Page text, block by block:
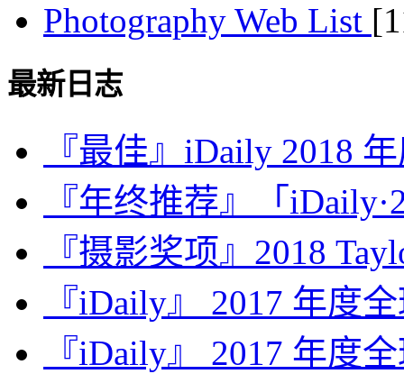
Photography Web List
最新日志
『最佳』iDaily 2018
『年终推荐』「
『摄影奖项』2018
『iDaily』 2017 年度
『iDaily』 2017 年度